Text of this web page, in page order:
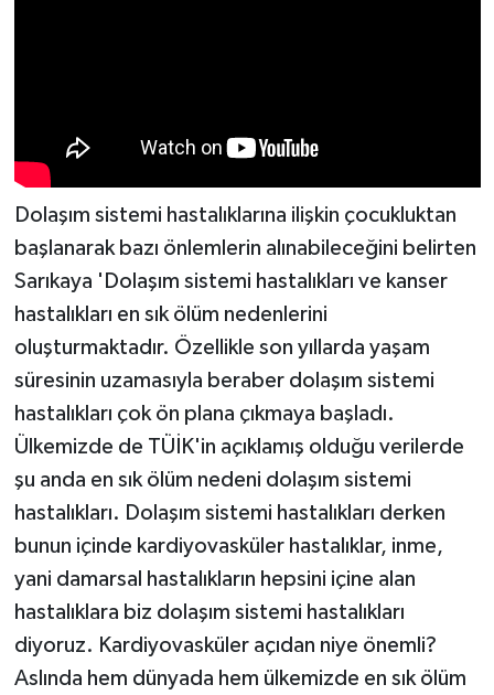
Dolaşım sistemi hastalıklarına ilişkin çocukluktan
başlanarak bazı önlemlerin alınabileceğini belirten
Sarıkaya 'Dolaşım sistemi hastalıkları ve kanser
hastalıkları en sık ölüm nedenlerini
oluşturmaktadır. Özellikle son yıllarda yaşam
süresinin uzamasıyla beraber dolaşım sistemi
hastalıkları çok ön plana çıkmaya başladı.
Ülkemizde de TÜİK'in açıklamış olduğu verilerde
şu anda en sık ölüm nedeni dolaşım sistemi
hastalıkları. Dolaşım sistemi hastalıkları derken
bunun içinde kardiyovasküler hastalıklar, inme,
yani damarsal hastalıkların hepsini içine alan
hastalıklara biz dolaşım sistemi hastalıkları
diyoruz. Kardiyovasküler açıdan niye önemli?
Aslında hem dünyada hem ülkemizde en sık ölüm